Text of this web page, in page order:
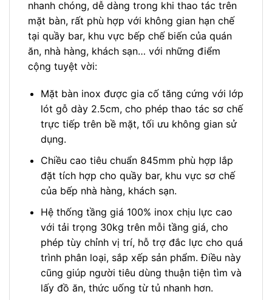
nhanh chóng, dễ dàng trong khi thao tác trên
mặt bàn, rất phù hợp với không gian hạn chế
tại quầy bar, khu vực bếp chế biến của quán
ăn, nhà hàng, khách sạn… với những điểm
cộng tuyệt vời:
Mặt bàn inox được gia cố tăng cứng với lớp
lót gỗ dày 2.5cm, cho phép thao tác sơ chế
trực tiếp trên bề mặt, tối ưu không gian sử
dụng.
Chiều cao tiêu chuẩn 845mm phù hợp lắp
đặt tích hợp cho quầy bar, khu vực sơ chế
của bếp nhà hàng, khách sạn.
Hệ thống tầng giá 100% inox chịu lực cao
với tải trọng 30kg trên mỗi tầng giá, cho
phép tùy chỉnh vị trí, hỗ trợ đắc lực cho quá
trình phân loại, sắp xếp sản phẩm. Điều này
cũng giúp người tiêu dùng thuận tiện tìm và
lấy đồ ăn, thức uống từ tủ nhanh hơn.